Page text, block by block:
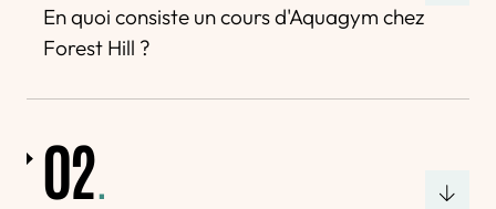
En quoi consiste un cours d'Aquagym chez
Forest Hill ?
02.